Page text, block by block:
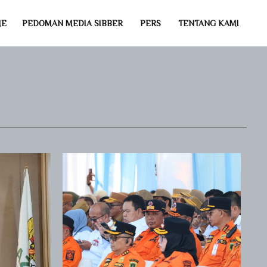
PEDOMAN MEDIA SIBBER PERS TENTANG KAMI